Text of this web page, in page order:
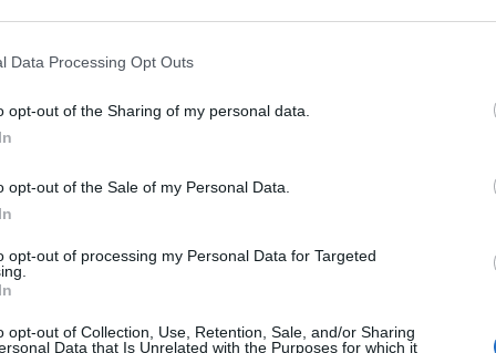
Data Processing Opt Outs
opt-out of the Sharing of my personal data.
opt-out of the Sale of my Personal Data.
opt-out of processing my Personal Data for Targeted
opt-out of Collection, Use, Retention, Sale, and/or Sharing
Data that Is Unrelated with the Purposes for which it
fel anledning.
inlägget avtorsen för 10 minuter
köpte jag nyss-
sedaniOff topic
INAT 35/40
inlägget av
Volkswagen Golf
(kaross eller delar
Huggern goes big
23:01iProjekt